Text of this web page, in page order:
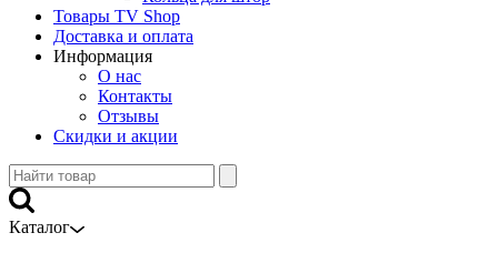
Товары TV Shop
Доставка и оплата
Информация
О нас
Контакты
Отзывы
Скидки и акции
Каталог